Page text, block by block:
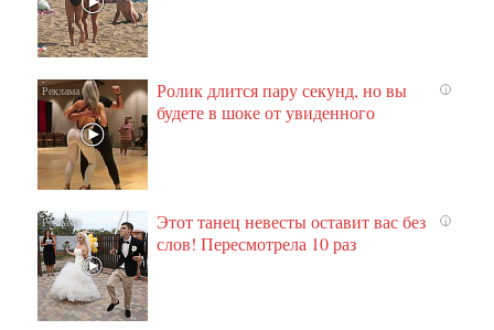
i
Ролик длится пару секунд, но вы
будете в шоке от увиденного
i
Этот танец невесты оставит вас без
слов! Пересмотрела 10 раз